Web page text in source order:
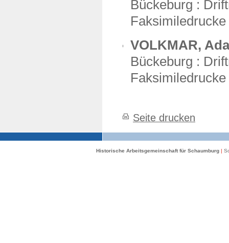
Bückeburg :
Faksimiledrucke
VOLKMAR,
Bückeburg :
Faksimiledrucke
Seite drucken
Historische Arbeitsgemeinschaft für Schaumburg |